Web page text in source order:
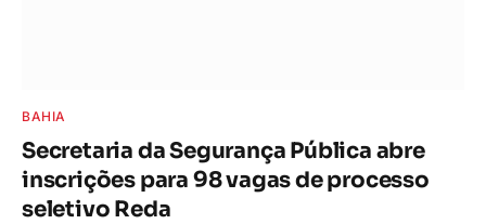
BAHIA
Secretaria da Segurança Pública abre
inscrições para 98 vagas de processo
seletivo Reda